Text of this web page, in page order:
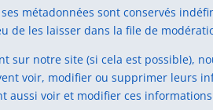
métadonnées sont conservés
de les laisser dans la file de
sur notre site (si cela est possible),
voir, modifier ou supprimer leurs
aussi voir et modifier ces